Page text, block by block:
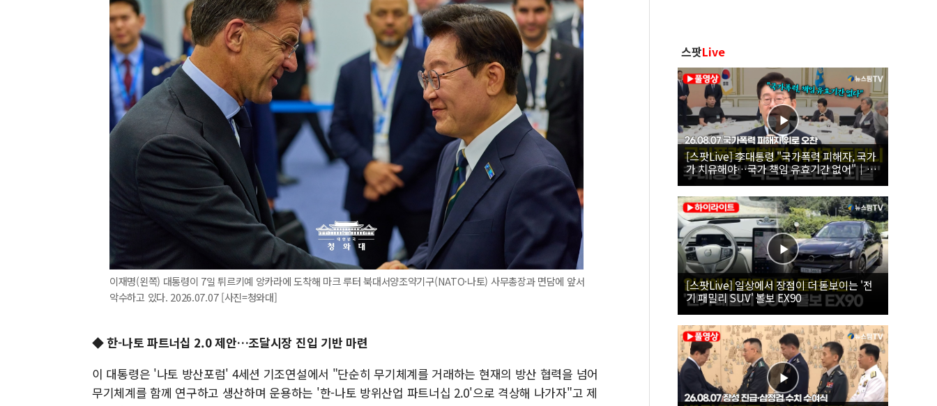
이재명(왼쪽) 대통령이 7일 튀르키예 앙카라에 도착해 마크 루터 북대서양조약기구(NATO·나토) 사무총장과 면담에 앞서
악수하고 있다. 2026.07.07 [사진=청와대]
◆ 한-나토 파트너십 2.0 제안…조달시장 진입 기반 마련
이 대통령은 '나토 방산포럼' 4세션 기조연설에서 "단순히 무기체계를 거래하는 현재의 방산 협력을 넘어
무기체계를 함께 연구하고 생산하며 운용하는 '한-나토 방위산업 파트너십 2.0'으로 격상해 나가자"고 제
스팟Live
[스팟Live] 李대통령 "국가폭력 피해자, 국가
가 치유해야…국가 책임 유효기간 없어"｜
26.08.07 국가폭력 피해자 위로 오찬
[스팟Live] 일상에서 장점이 더 돋보이는 '전
기 패밀리 SUV' 볼보 EX90